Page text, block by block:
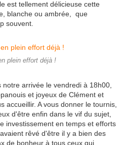
est tellement délicieuse cette
blanche ou ambrée, que
souvent.
plein effort déjà !
arrivée le vendredi à 18h00,
et joyeux de Clément et
accueillir. A vous donner le tournis,
d'être enfin dans le vif du sujet,
investissement en temps et efforts
rêvé d'être il y a bien des
de bonheur à tous ceux qui